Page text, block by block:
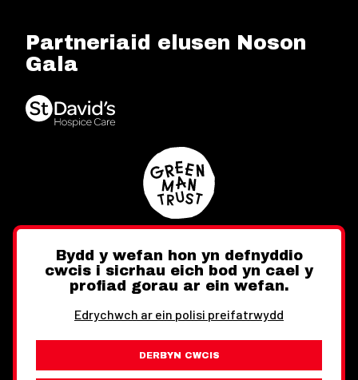
Partneriaid elusen Noson
Gala
Twitter FacebookInstagram
Bydd y wefan hon yn defnyddio
cwcis i sicrhau eich bod yn cael y
profiad gorau ar ein wefan.
Edrychwch ar ein polisi preifatrwydd
DERBYN CWCIS